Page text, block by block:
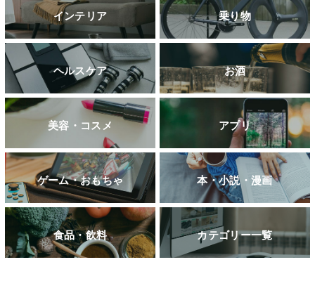
インテリア 乗り物
ヘルスケア お酒
美容・コスメ アプリ
ゲーム・おもちゃ 本・小説・漫画
食品・飲料 カテゴリー一覧